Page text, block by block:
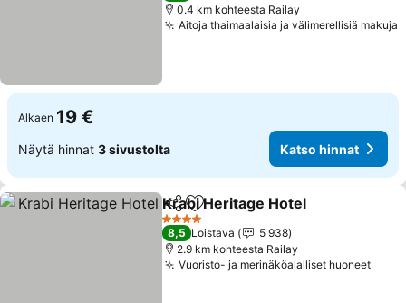
0.4 km kohteesta Railay
Aitoja thaimaalaisia ja välimerellisiä makuja
Alkaen 19 €
Näytä hinnat 3 sivustolta Katso hinnat
Jaa Lisää suosikkeihin
Krabi Heritage Hotel
4 Tähtiluokitus
8,5 Loistava
5 938
2.9 km kohteesta Railay
Vuoristo- ja merinäköalalliset huoneet